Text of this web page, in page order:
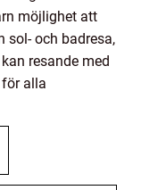
möjlighet att
sol- och badresa,
resande med
alla